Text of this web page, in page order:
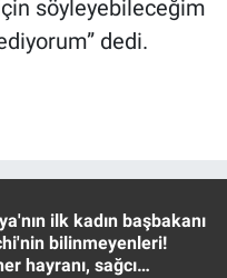
söyleyebileceğim
dedi.
ilk kadın başbakanı
bilinmeyenleri!
hayranı, sağcı